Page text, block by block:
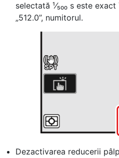
selectată ¹⁄₅₀₀ s este exact
„512.0”, numitorul.
Dezactivarea reducerii